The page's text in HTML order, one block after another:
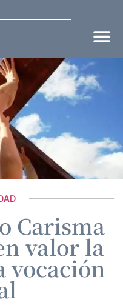
Carisma
valor la
vocación